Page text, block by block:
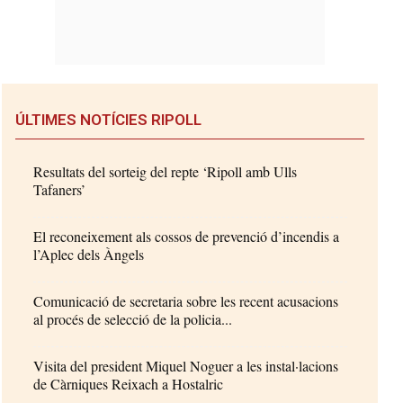
ÚLTIMES NOTÍCIES RIPOLL
Resultats del sorteig del repte ‘Ripoll amb Ulls
Tafaners’
El reconeixement als cossos de prevenció d’incendis a
l’Aplec dels Àngels
Comunicació de secretaria sobre les recent acusacions
al procés de selecció de la policia...
Visita del president Miquel Noguer a les instal·lacions
de Càrniques Reixach a Hostalric